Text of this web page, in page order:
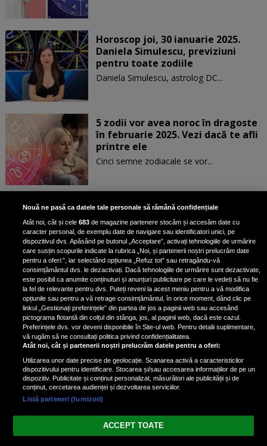
Horoscop joi, 30 ianuarie 2025.
Daniela Simulescu, previziuni
pentru toate zodiile
Daniela Simulescu, astrolog DC...
5 zodii vor avea noroc în dragoste
în februarie 2025. Vezi dacă te afli
printre ele
Cinci semne zodiacale se vor...
Patru zodii primesc un mesaj
special de la Univers pe 30
ianuarie. Vezi dacă te afli printre
ele
3 zodii ale căror dorințe devin
realitate pe 29 ianuarie 2025. Vezi
dacă te afli printre cei norocoși
Nouă ne pasă ca datele tale personale să rămână confidențiale
Atât noi, cât și cele683 de magazine partenere stocăm și accesăm date cu
caracter personal, de exemplu date de navigare sau identificatori unici, pe
dispozitivul dvs. Apăsând pe butonul „Acceptare”, activați tehnologiile de urmărire
care susțin scopurile indicate la rubrica „Noi, și partenerii noștri prelucrăm date
pentru a oferi:”, iar selectând opțiunea „Refuz tot” sau retragându-vă
consimțământul dvs. le dezactivați. Dacă tehnologiile de urmărire sunt dezactivate,
este posibil ca anumite conținuturi și anunțuri publicitare pe care le vedeți să nu fie
la fel de relevante pentru dvs. Puteți reveni la acest meniu pentru a vă modifica
opțiunile sau pentru a vă retrage consimțământul, în orice moment, dând clic pe
linkul „Gestionați preferințele” din partea de jos a paginii web sau accesând
pictograma flotantă din colțul din stânga, jos, al paginii web, dacă este cazul.
Preferințele dvs. vor deveni disponibile în Site-ul web. Pentru detalii suplimentare,
vă rugăm să ne consultați politica privind confidențialitatea.
Atât noi, cât și partenerii noștri prelucrăm datele pentru a oferi:
Utilizarea unor date precise de geolocație. Scanarea activă a caracteristicilor
dispozitivului pentru identificare. Stocarea și/sau accesarea informațiilor de pe un
dispozitiv. Publicitate și conținut personalizat, măsurători ale publicității și de
conținut, cercetarea audienței și dezvoltarea serviciilor.
Listă parteneri (furnizori)
ACCEPT TOATE